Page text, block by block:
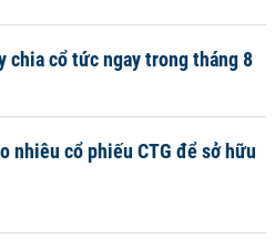
chia cổ tức ngay trong tháng 8
nhiêu cổ phiếu CTG để sở hữu